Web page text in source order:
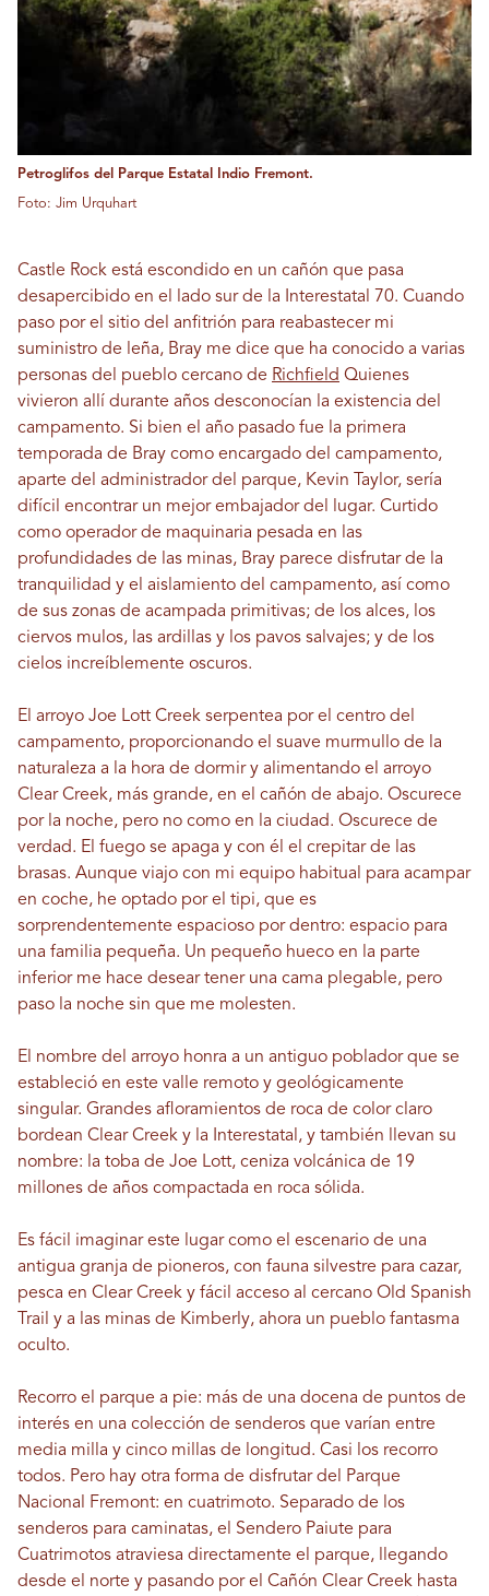
Petroglifos del Parque Estatal Indio Fremont.
Foto: Jim Urquhart
Castle Rock está escondido en un cañón que pasa
desapercibido en el lado sur de la Interestatal 70. Cuando
paso por el sitio del anfitrión para reabastecer mi
suministro de leña, Bray me dice que ha conocido a varias
personas del pueblo cercano de Richfield Quienes
vivieron allí durante años desconocían la existencia del
campamento. Si bien el año pasado fue la primera
temporada de Bray como encargado del campamento,
aparte del administrador del parque, Kevin Taylor, sería
difícil encontrar un mejor embajador del lugar. Curtido
como operador de maquinaria pesada en las
profundidades de las minas, Bray parece disfrutar de la
tranquilidad y el aislamiento del campamento, así como
de sus zonas de acampada primitivas; de los alces, los
ciervos mulos, las ardillas y los pavos salvajes; y de los
cielos increíblemente oscuros.
El arroyo Joe Lott Creek serpentea por el centro del
campamento, proporcionando el suave murmullo de la
naturaleza a la hora de dormir y alimentando el arroyo
Clear Creek, más grande, en el cañón de abajo. Oscurece
por la noche, pero no como en la ciudad. Oscurece de
verdad. El fuego se apaga y con él el crepitar de las
brasas. Aunque viajo con mi equipo habitual para acampar
en coche, he optado por el tipi, que es
sorprendentemente espacioso por dentro: espacio para
una familia pequeña. Un pequeño hueco en la parte
inferior me hace desear tener una cama plegable, pero
paso la noche sin que me molesten.
El nombre del arroyo honra a un antiguo poblador que se
estableció en este valle remoto y geológicamente
singular. Grandes afloramientos de roca de color claro
bordean Clear Creek y la Interestatal, y también llevan su
nombre: la toba de Joe Lott, ceniza volcánica de 19
millones de años compactada en roca sólida.
Es fácil imaginar este lugar como el escenario de una
antigua granja de pioneros, con fauna silvestre para cazar,
pesca en Clear Creek y fácil acceso al cercano Old Spanish
Trail y a las minas de Kimberly, ahora un pueblo fantasma
oculto.
Recorro el parque a pie: más de una docena de puntos de
interés en una colección de senderos que varían entre
media milla y cinco millas de longitud. Casi los recorro
todos. Pero hay otra forma de disfrutar del Parque
Nacional Fremont: en cuatrimoto. Separado de los
senderos para caminatas, el Sendero Paiute para
Cuatrimotos atraviesa directamente el parque, llegando
desde el norte y pasando por el Cañón Clear Creek hasta